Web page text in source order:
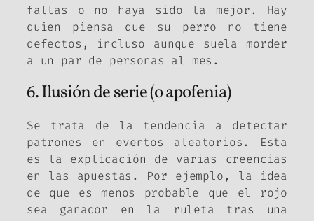
fallas o no haya sido la mejor. Hay
quien piensa que su perro no tiene
defectos, incluso aunque suela morder
a un par de personas al mes.
6. Ilusión de serie (o apofenia)
Se trata de la tendencia a detectar
patrones en eventos aleatorios. Esta
es la explicación de varias creencias
en las apuestas. Por ejemplo, la idea
de que es menos probable que el rojo
sea ganador en la ruleta tras una